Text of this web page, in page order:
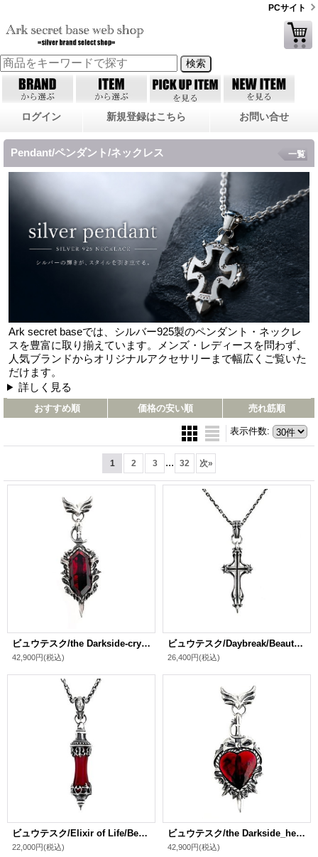
PCサイト
ログイン 新規登録はこちら お問い合せ
Pendant/ペンダント/ネックレス
Ark secret baseでは、シルバー925製のペンダント・ネックレ
スを豊富に取り揃えています。メンズ・レディースを問わず、
人気ブランドからオリジナルアクセサリーまで幅広くご覧いた
だけます。
詳しく見る
一覧
おすすめ順 価格の安い順 売れ筋順
表示件数:
1 2 3 ... 32 次»
ビュウテスク/the Darkside-crystal/Beautesque
42,900円(税込)
ビュウテスク/Daybreak/Beautesque
26,400円(税込)
ビュウテスク/Elixir of Life/Beautesque
22,000円(税込)
ビュウテスク/the Darkside_heart/Beautesque
42,900円(税込)